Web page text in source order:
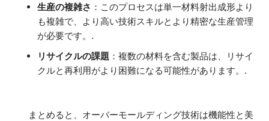
生産の複雑さ ：このプロセスは単一材料射出成形より
も複雑で、より高い技術スキルとより精密な生産管理
が必要です。.
リサイクルの課題 ：複数の材料を含む製品は、リサイ
クルと再利用がより困難になる可能性があります。.
まとめると、オーバーモールディング技術は機能性と美